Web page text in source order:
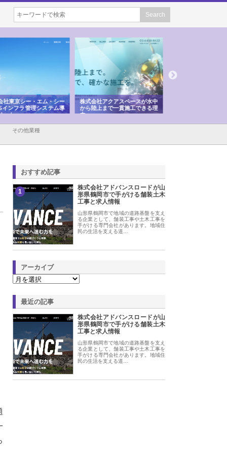
社アクアスペースが水中
上まで一貫施工できる理
株式会社地盤調査事務所が選ば
れ続ける理由と建設コンサルの
強み
その他業種
おすすめ記事
1
株式会社アドバンスロードが山
形県鶴岡市で手がける舗装土木
工事と求人情報
山形県鶴岡市で地域の道路基盤を支え
る企業として、舗装工事や土木工事を
手がける専門会社があります。地域住
民の生活を支える道…
アーカイブ
最近の記事
株式会社アドバンスロードが山
形県鶴岡市で手がける舗装土木
工事と求人情報
山形県鶴岡市で地域の道路基盤を支え
る企業として、舗装工事や土木工事を
手がける専門会社があります。地域住
民の生活を支える道…